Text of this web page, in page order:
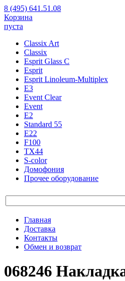
8 (495) 641.51.08
Корзина
пуста
Classix Art
Classix
Esprit Glass C
Esprit
Esprit Linoleum-Multiplex
E3
Event Clear
Event
E2
Standard 55
E22
F100
TX44
S-color
Домофония
Прочее оборудование
Главная
Доставка
Контакты
Обмен и возврат
068246